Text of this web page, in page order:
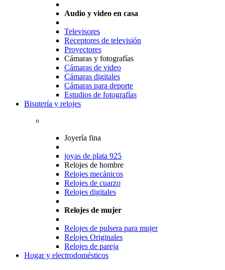
Audio y video en casa
Televisores
Receptores de televisión
Proyectores
Cámaras y fotografías
Cámaras de video
Cámaras digitales
Cámaras para deporte
Estudios de fotografías
Bisutería y relojes
Joyería fina
joyas de plata 925
Relojes de hombre
Relojes mecánicos
Relojes de cuarzo
Relojes digitales
Relojes de mujer
Relojes de pulsera para mujer
Relojes Originales
Relojes de pareja
Hogar y electrodomésticos